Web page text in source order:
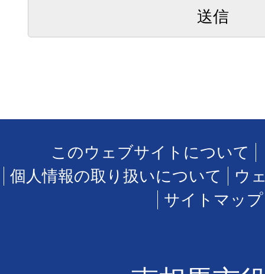
このウェブサイトについて
個人情報の取り扱いについて
ウ
サイトマップ